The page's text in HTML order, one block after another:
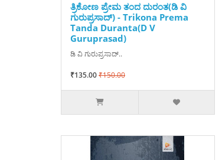
ತ್ರಿಕೋಣ ಪ್ರೇಮ ತಂದ ದುರಂತ(ಡಿ ವಿ
ಗುರುಪ್ರಸಾದ್) - Trikona Prema
Tanda Duranta(D V
Guruprasad)
ಡಿ ವಿ ಗುರುಪ್ರಸಾದ್..
₹135.00₹150.00